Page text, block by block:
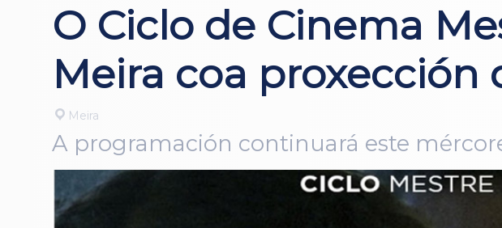
O Ciclo de Cinema
Meira coa proxección
Meira
A programación continuará este